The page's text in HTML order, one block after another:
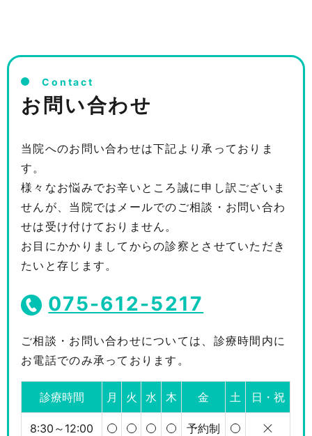
Contact
お問い合わせ
当院へのお問い合わせは下記より承っておりま
す。
様々なお悩みでお辛いところ誠に申し訳ございま
せんが、当院ではメールでのご相談・お問い合わ
せは受け付けておりません。
お目にかかりましてからの診察とさせていただき
たいと存じます。
075-612-5217
ご相談・お問い合わせについては、診療時間内に
お電話でのみ承っております。
診療時間 月 火 水 木 金 土 日・祝
8:30～12:00 予約制